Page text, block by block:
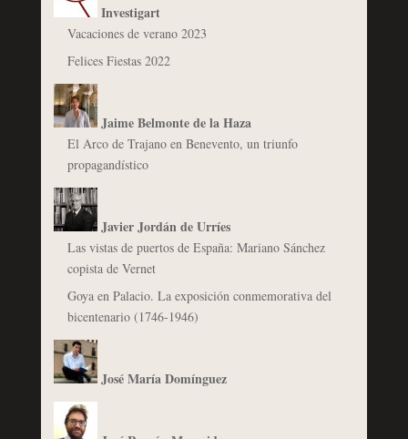
Investigart
Vacaciones de verano 2023
Felices Fiestas 2022
Jaime Belmonte de la Haza
El Arco de Trajano en Benevento, un triunfo
propagandístico
Javier Jordán de Urríes
Las vistas de puertos de España: Mariano Sánchez
copista de Vernet
Goya en Palacio. La exposición conmemorativa del
bicentenario (1746-1946)
José María Domínguez